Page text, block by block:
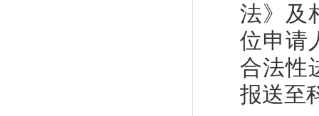
法》及
位申请
合法性
报送至